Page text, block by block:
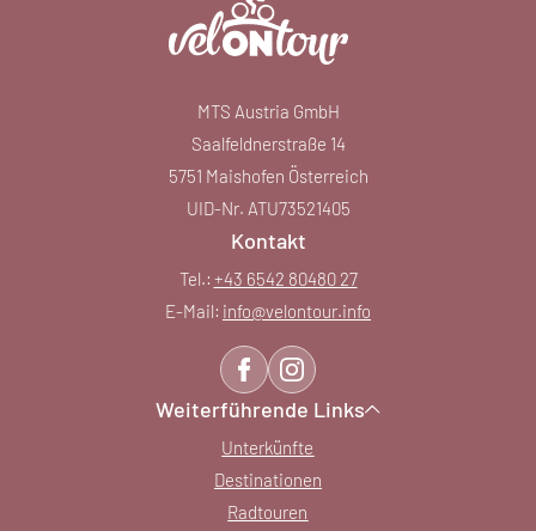
MTS Austria GmbH
Saalfeldnerstraße 14
5751 Maishofen Österreich
UID-Nr. ATU73521405
Kontakt
Tel.: +43 6542 80480 27
E-Mail: info@velontour.info
Weiterführende Links
Unterkünfte
Destinationen
Radtouren